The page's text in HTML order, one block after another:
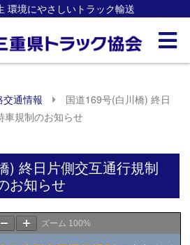
環境にやさしいトラック輸送
交通情報
国道169号(白川橋) 終日
車規制のお知らせ
) 終日片側交互通行規制
お知らせ
ズーム 100%